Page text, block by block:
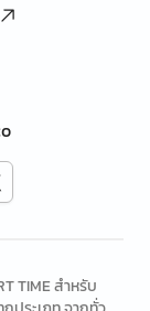
TIME สำหรับ